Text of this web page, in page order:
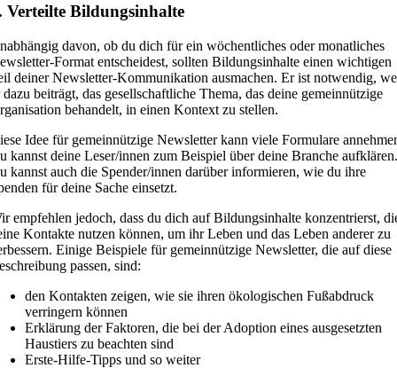
Verteilte Bildungsinhalte
davon, ob du dich für ein wöchentliches oder monatliches
Format entscheidest, sollten Bildungsinhalte einen wichtigen
deiner Newsletter-Kommunikation ausmachen. Er ist notwendig,
dazu beiträgt, das gesellschaftliche Thema, das deine gemeinnützige
behandelt, in einen Kontext zu stellen.
Idee für gemeinnützige Newsletter kann viele Formulare
kannst deine Leser/innen zum Beispiel über deine Branche aufklären.
kannst auch die Spender/innen darüber informieren, wie du ihre
für deine Sache einsetzt.
empfehlen jedoch, dass du dich auf Bildungsinhalte konzentrierst,
Kontakte nutzen können, um ihr Leben und das Leben anderer zu
Einige Beispiele für gemeinnützige Newsletter, die auf diese
passen, sind:
den Kontakten zeigen, wie sie ihren ökologischen Fußabdruck
verringern können
Erklärung der Faktoren, die bei der Adoption eines ausgesetzten
Haustiers zu beachten sind
Erste-Hilfe-Tipps und so weiter